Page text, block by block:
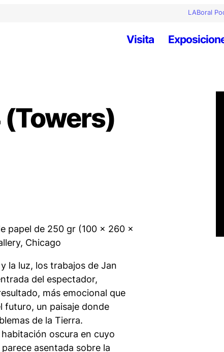
LABoral
Visita
papel de 250 gr (100 x 260 x
Chicago
la luz, los trabajos de Jan
del espectador,
más emocional que
un paisaje donde
de la Tierra.
oscura en cuyo
asentada sobre la